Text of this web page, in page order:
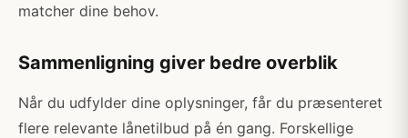
matcher dine behov.
Sammenligning giver bedre overblik
Når du udfylder dine oplysninger, får du præsenteret
flere relevante lånetilbud på én gang. Forskellige